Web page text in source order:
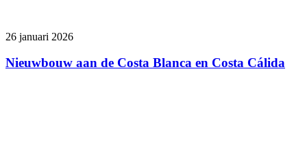
26 januari 2026
Nieuwbouw aan de Costa Blanca en Costa Cálida